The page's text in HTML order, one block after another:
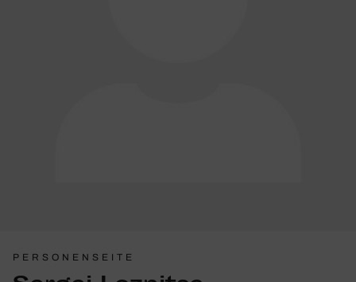
PERSONENSEITE